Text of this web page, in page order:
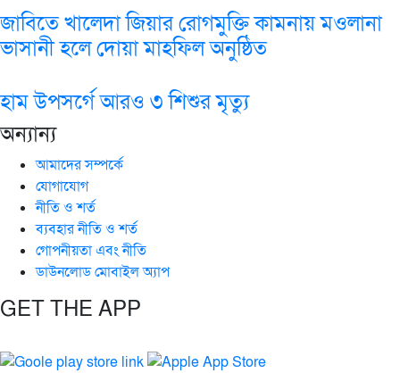
জাবিতে খালেদা জিয়ার রোগমুক্তি কামনায় মওলানা
ভাসানী হলে দোয়া মাহফিল অনুষ্ঠিত
হাম উপসর্গে আরও ৩ শিশুর মৃত্যু
অন্যান্য
আমাদের সম্পর্কে
যোগাযোগ
নীতি ও শর্ত
ব্যবহার নীতি ও শর্ত
গোপনীয়তা এবং নীতি
ডাউনলোড মোবাইল অ্যাপ
GET THE APP